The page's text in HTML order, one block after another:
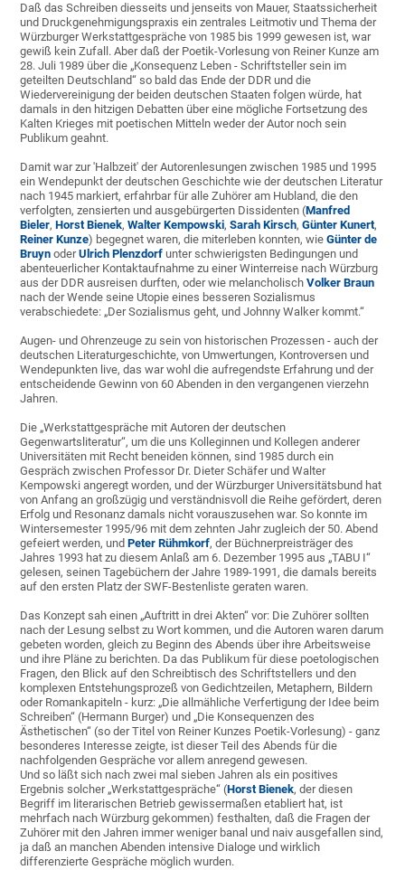
Daß das Schreiben diesseits und jenseits von Mauer, Staatssicherheit
und Druckgenehmigungspraxis ein zentrales Leitmotiv und Thema der
Würzburger Werkstattgespräche von 1985 bis 1999 gewesen ist, war
gewiß kein Zufall. Aber daß der Poetik-Vorlesung von Reiner Kunze am
28. Juli 1989 über die „Konsequenz Leben - Schriftsteller sein im
geteilten Deutschland“ so bald das Ende der DDR und die
Wiedervereinigung der beiden deutschen Staaten folgen würde, hat
damals in den hitzigen Debatten über eine mögliche Fortsetzung des
Kalten Krieges mit poetischen Mitteln weder der Autor noch sein
Publikum geahnt.
Damit war zur 'Halbzeit' der Autorenlesungen zwischen 1985 und 1995
ein Wendepunkt der deutschen Geschichte wie der deutschen Literatur
nach 1945 markiert, erfahrbar für alle Zuhörer am Hubland, die den
verfolgten, zensierten und ausgebürgerten Dissidenten (Manfred
Bieler,Horst Bienek,Walter Kempowski,Sarah Kirsch,Günter Kunert,
Reiner Kunze) begegnet waren, die miterleben konnten, wieGünter de
Bruyn oderUlrich Plenzdorf unter schwierigsten Bedingungen und
abenteuerlicher Kontaktaufnahme zu einer Winterreise nach Würzburg
aus der DDR ausreisen durften, oder wie melancholischVolker Braun
nach der Wende seine Utopie eines besseren Sozialismus
verabschiedete: „Der Sozialismus geht, und Johnny Walker kommt.“
Augen- und Ohrenzeuge zu sein von historischen Prozessen - auch der
deutschen Literaturgeschichte, von Umwertungen, Kontroversen und
Wendepunkten live, das war wohl die aufregendste Erfahrung und der
entscheidende Gewinn von 60 Abenden in den vergangenen vierzehn
Jahren.
Die „Werkstattgespräche mit Autoren der deutschen
Gegenwartsliteratur“, um die uns Kolleginnen und Kollegen anderer
Universitäten mit Recht beneiden können, sind 1985 durch ein
Gespräch zwischen Professor Dr. Dieter Schäfer und Walter
Kempowski angeregt worden, und der Würzburger Universitätsbund hat
von Anfang an großzügig und verständnisvoll die Reihe gefördert, deren
Erfolg und Resonanz damals nicht vorauszusehen war. So konnte im
Wintersemester 1995/96 mit dem zehnten Jahr zugleich der 50. Abend
gefeiert werden, undPeter Rühmkorf, der Büchnerpreisträger des
Jahres 1993 hat zu diesem Anlaß am 6. Dezember 1995 aus „TABU I“
gelesen, seinen Tagebüchern der Jahre 1989-1991, die damals bereits
auf den ersten Platz der SWF-Bestenliste geraten waren.
Das Konzept sah einen „Auftritt in drei Akten“ vor: Die Zuhörer sollten
nach der Lesung selbst zu Wort kommen, und die Autoren waren darum
gebeten worden, gleich zu Beginn des Abends über ihre Arbeitsweise
und ihre Pläne zu berichten. Da das Publikum für diese poetologischen
Fragen, den Blick auf den Schreibtisch des Schriftstellers und den
komplexen Entstehungsprozeß von Gedichtzeilen, Metaphern, Bildern
oder Romankapiteln - kurz: „Die allmähliche Verfertigung der Idee beim
Schreiben“ (Hermann Burger) und „Die Konsequenzen des
Ästhetischen“ (so der Titel von Reiner Kunzes Poetik-Vorlesung) - ganz
besonderes Interesse zeigte, ist dieser Teil des Abends für die
nachfolgenden Gespräche vor allem anregend gewesen.
Und so läßt sich nach zwei mal sieben Jahren als ein positives
Ergebnis solcher „Werkstattgespräche“ (Horst Bienek, der diesen
Begriff im literarischen Betrieb gewissermaßen etabliert hat, ist
mehrfach nach Würzburg gekommen) festhalten, daß die Fragen der
Zuhörer mit den Jahren immer weniger banal und naiv ausgefallen sind,
ja daß an manchen Abenden intensive Dialoge und wirklich
differenzierte Gespräche möglich wurden.